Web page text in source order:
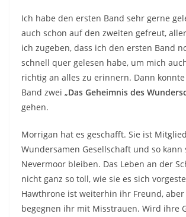
Ich habe den ersten Band sehr gerne
auch schon auf den zweiten gefreut,
ich zugeben, dass ich den ersten Band
schnell quer gelesen habe, um mich
richtig an alles zu erinnern. Dann
Band zwei „Das Geheimnis des
gehen.
Morrigan hat es geschafft. Sie ist
Wundersamen Gesellschaft und so kann
Nevermoor bleiben. Das Leben an der
nicht ganz so toll, wie sie es sich
Hawthrone ist weiterhin ihr Freund,
begegnen ihr mit Misstrauen. Wird ihre